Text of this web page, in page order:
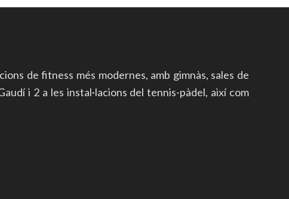
de fitness més modernes, amb gimnàs, sales de
i 2 a les instal·lacions del tennis-pàdel, així com